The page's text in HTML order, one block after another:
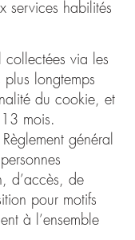
services habilités
collectées via les
longtemps
du cookie, et
mois.
général
d’accès, de
pour motifs
à l’ensemble